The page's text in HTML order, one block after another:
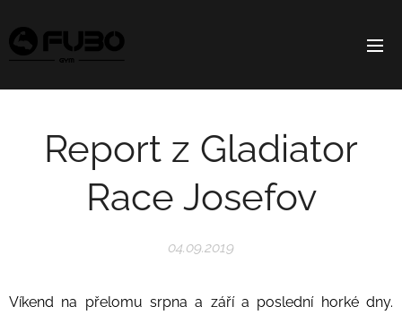
Report z Gladiator
Race Josefov
04.09.2019
Víkend na přelomu srpna a září a poslední horké dny.